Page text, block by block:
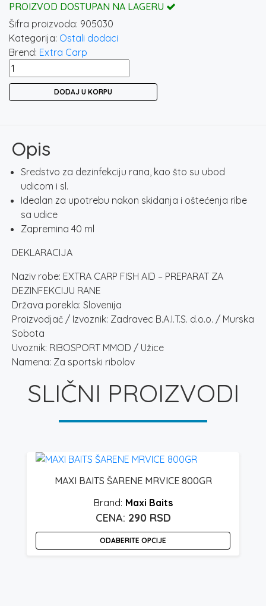
PROIZVOD DOSTUPAN NA LAGERU
Šifra proizvoda: 905030
Kategorija: Ostali dodaci
Brend: Extra Carp
EXTRA
CARP
ZA
DEZINFEKCIJU
RANE
količina
DODAJ U KORPU
Opis
Sredstvo za dezinfekciju rana, kao što su ubod
udicom i sl.
Idealan za upotrebu nakon skidanja i oštećenja ribe
sa udice
Zapremina 40 ml
DEKLARACIJA
Naziv robe: EXTRA CARP FISH AID – PREPARAT ZA
DEZINFEKCIJU RANE
Država porekla: Slovenija
Proizvodjač / Izvoznik: Zadravec B.A.I.T.S. d.o.o. / Murska
Sobota
Uvoznik: RIBOSPORT MMOD / Užice
Namena: Za sportski ribolov
SLIČNI PROIZVODI
MAXI BAITS ŠARENE MRVICE 800GR
Maxi Baits
290 RSD
ODABERITE OPCIJE